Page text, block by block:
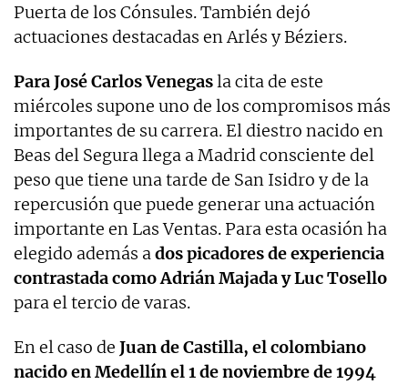
Puerta de los Cónsules. También dejó
actuaciones destacadas en Arlés y Béziers.
Para José Carlos Venegasla cita de este
miércoles supone uno de los compromisos más
importantes de su carrera. El diestro nacido en
Beas del Segura llega a Madrid consciente del
peso que tiene una tarde de San Isidro y de la
repercusión que puede generar una actuación
importante en Las Ventas. Para esta ocasión ha
elegido además ados picadores de experiencia
contrastada como Adrián Majada y Luc Tosello
para el tercio de varas.
En el caso de Juan de Castilla, el colombiano
nacido en Medellín el 1 de noviembre de 1994